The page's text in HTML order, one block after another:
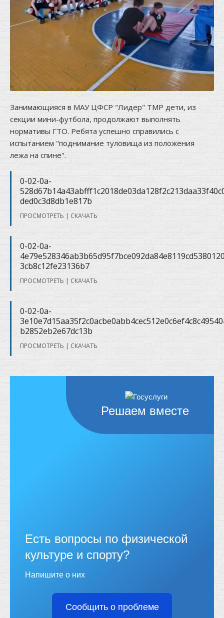
Занимающияся в МАУ ЦФСР "Лидер" ТМР дети, из
секции мини-футбола, продолжают выполнять
нормативы ГТО. Ребята успешно справились с
испытанием "поднимание туловища из положения
лежа на спине".
0-02-0a-
ded0c3d8db1e817b
ПРОСМОТРЕТЬ | СКАЧАТЬ
0-02-0a-
3cb8c12fe23136b7
ПРОСМОТРЕТЬ | СКАЧАТЬ
0-02-0a-
b2852eb2e67dc13b
ПРОСМОТРЕТЬ | СКАЧАТЬ
Решаем вместе
Есть вопросы по физической
культуре и спорту?
Напишите о них
Сообщить о проблеме